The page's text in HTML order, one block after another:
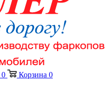
0 Корзина 0